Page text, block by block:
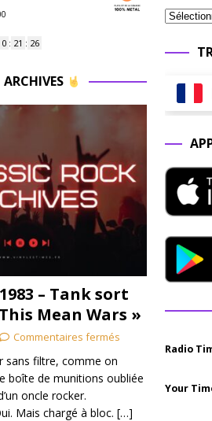
0 : 21 : 25
ARCHIVES
– Tank sort
Mean Wars »
Commentaires fermés
sans filtre, comme on
boîte de munitions oubliée
oncle rocker.
Mais chargé à bloc. […]
Radio
Your